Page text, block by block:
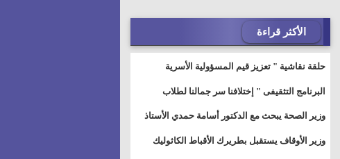
الأكثر قراءة
حلقة نقاشية " تعزيز قيم المسؤولية الأسرية
البرنامج التثقيفى " إختلافنا سر جمالنا لطلاب
وطالبات ذوى الهمهم" بمدارس التربية الخاصة
وزير الصحة يبحث مع الدكتور أسامة حمدي الأستاذ
بجامعة هارفارد توسيع برامج التوعية بمرض السكري
وزير الأوقاف يستقبل بطريرك الأقباط الكاثوليك